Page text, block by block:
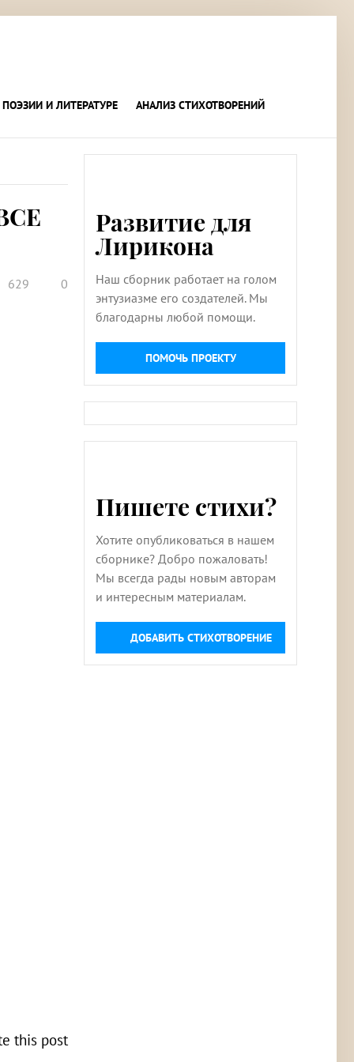
И ЛИТЕРАТУРЕ АНАЛИЗ СТИХОТВОРЕНИЙ
629 0
this post
Развитие для
Лирикона
Наш сборник работает на голом
энтузиазме его создателей. Мы
благодарны любой помощи.
ПОМОЧЬ ПРОЕКТУ
Пишете стихи?
Хотите опубликоваться в нашем
сборнике? Добро пожаловать!
Мы всегда рады новым авторам
и интересным материалам.
ДОБАВИТЬ СТИХОТВОРЕНИЕ